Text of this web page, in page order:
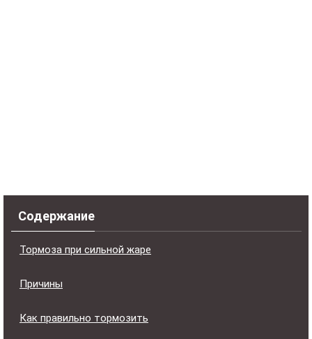
Содержание
Тормоза при сильной жаре
Причины
Как правильно тормозить